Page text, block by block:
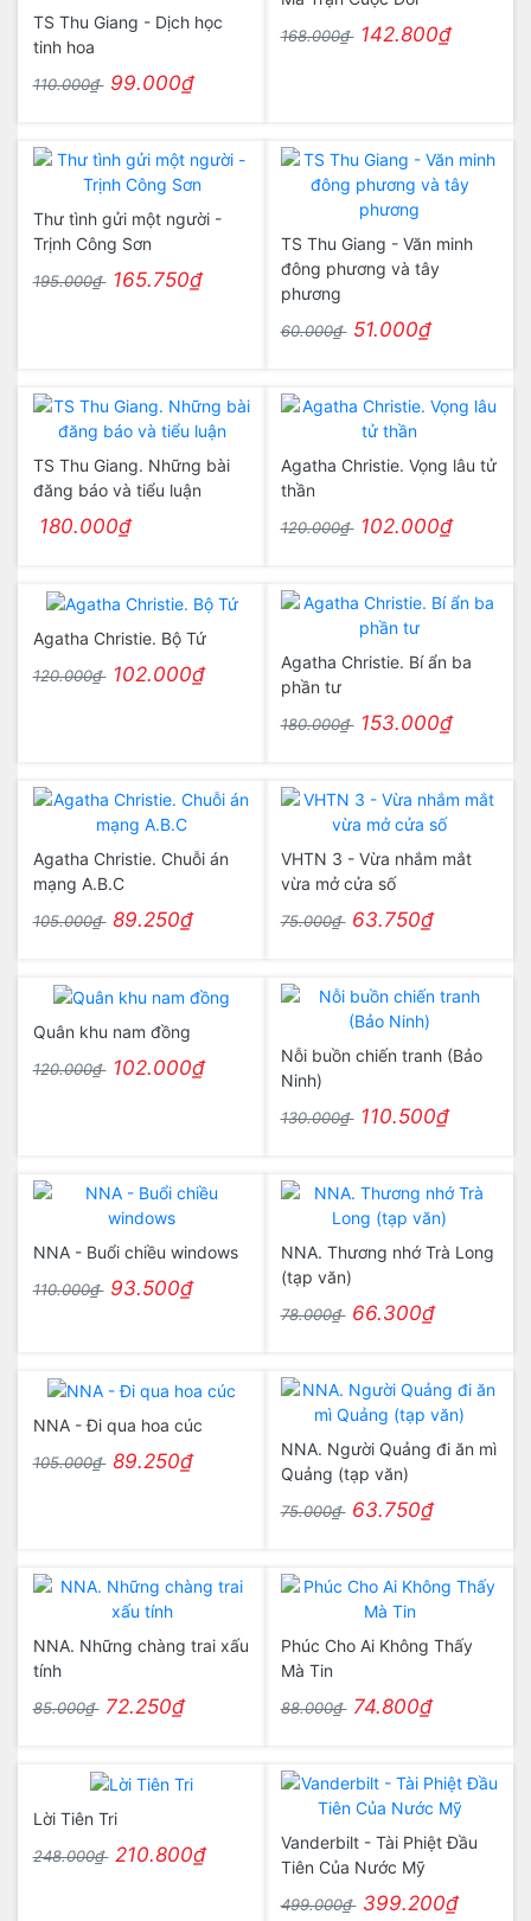
TS Thu Giang - Dịch học
tinh hoa
110.000₫ 99.000₫
168.000₫ 142.800₫
Thư tình gửi một người -
Trịnh Công Sơn
195.000₫ 165.750₫
TS Thu Giang - Văn minh
đông phương và tây
phương
60.000₫ 51.000₫
TS Thu Giang. Những bài
đăng báo và tiểu luận
180.000₫
Agatha Christie. Vọng lâu tử
thần
120.000₫ 102.000₫
Agatha Christie. Bộ Tứ
120.000₫ 102.000₫
Agatha Christie. Bí ẩn ba
phần tư
180.000₫ 153.000₫
Agatha Christie. Chuỗi án
mạng A.B.C
105.000₫ 89.250₫
VHTN 3 - Vừa nhắm mắt
vừa mở cửa số
75.000₫ 63.750₫
Quân khu nam đồng
120.000₫ 102.000₫
Nỗi buồn chiến tranh (Bảo
Ninh)
130.000₫ 110.500₫
NNA - Buổi chiều windows
110.000₫ 93.500₫
NNA. Thương nhớ Trà Long
(tạp văn)
78.000₫ 66.300₫
NNA - Đi qua hoa cúc
105.000₫ 89.250₫
NNA. Người Quảng đi ăn mì
Quảng (tạp văn)
75.000₫ 63.750₫
NNA. Những chàng trai xấu
tính
85.000₫ 72.250₫
Phúc Cho Ai Không Thấy
Mà Tin
88.000₫ 74.800₫
Lời Tiên Tri
248.000₫ 210.800₫
Vanderbilt - Tài Phiệt Đầu
Tiên Của Nước Mỹ
499.000₫ 399.200₫